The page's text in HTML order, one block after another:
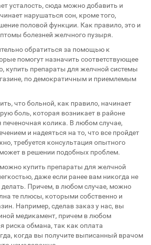
усталость, сюда можно добавить и
нарушаться сон, кроме того,
половой функции. Как правило, это и
болезней желчного пузыря.
обратиться за помощью к
помогут назначить соответствующее
купить препараты для желчной системы
по демократичным и приемлемым
что больной, как правило, начинает
боль, которая возникает в районе
печеночная колика. В любом случае,
и надеяться на то, что все пройдет
требуется консультация опытного
в решении подобных проблем.
купить препараты для желчной
даже если ранее вам никогда не
делать. Причем, в любом случае, можно
те плюсы, которыми собственно и
Например, сделав заказ у нас, вы
медикамент, причем в любом
риска обмана, так как оплата
когда вы получите выписанный врачом